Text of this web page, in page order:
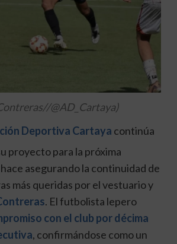
@AD_Cartaya)
Deportiva Cartaya continúa
proyecto para la próxima
asegurando la continuidad de
más queridas por el vestuario y
. El futbolista lepero
con el club por décima
, confirmándose como un